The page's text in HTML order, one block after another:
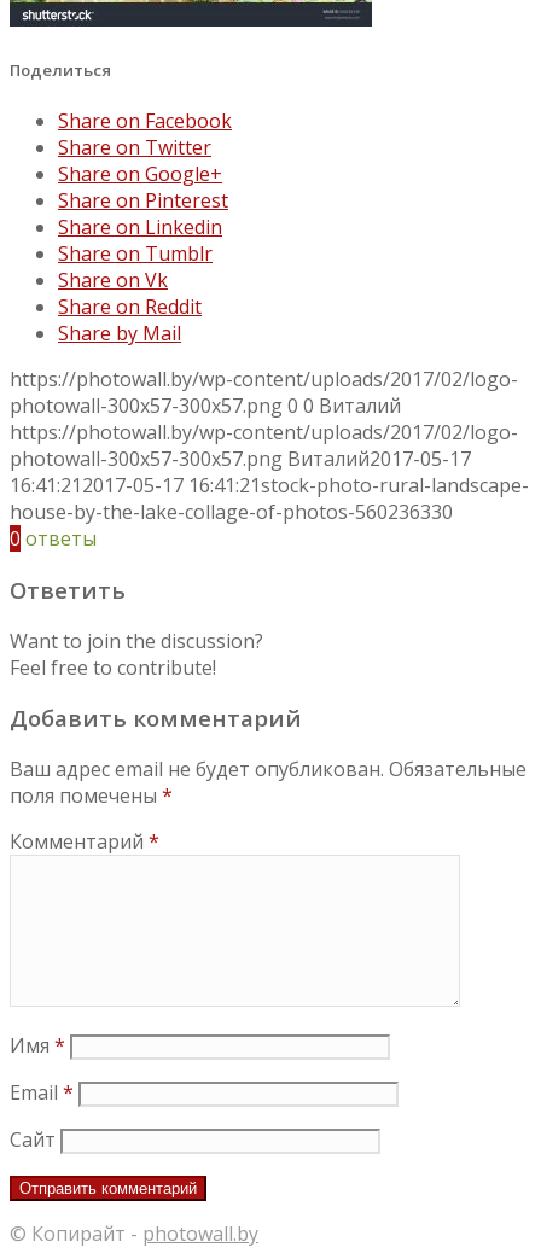
Поделиться
Share on Facebook
Share on Twitter
Share on Google+
Share on Pinterest
Share on Linkedin
Share on Tumblr
Share on Vk
Share on Reddit
Share by Mail
https://photowall.by/wp-content/uploads/2017/02/logo-
photowall-300x57-300x57.png0 0 Виталий
https://photowall.by/wp-content/uploads/2017/02/logo-
photowall-300x57-300x57.png Виталий2017-05-17
16:41:212017-05-17 16:41:21stock-photo-rural-landscape-
house-by-the-lake-collage-of-photos-560236330
0 ответы
Ответить
Want to join the discussion?
Feel free to contribute!
Добавить комментарий
Ваш адрес email не будет опубликован. Обязательные
поля помечены *
Комментарий *
Имя *
Email *
Сайт
© Копирайт - photowall.by